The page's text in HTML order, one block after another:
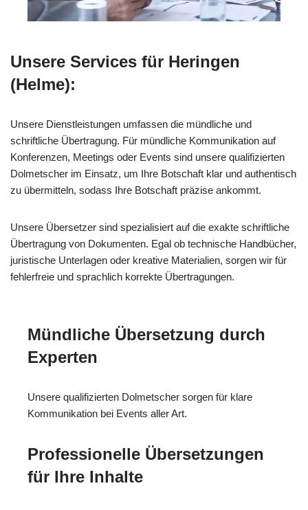
Unsere Services für Heringen
(Helme):
Unsere Dienstleistungen umfassen die mündliche und
schriftliche Übertragung. Für mündliche Kommunikation auf
Konferenzen, Meetings oder Events sind unsere qualifizierten
Dolmetscher im Einsatz, um Ihre Botschaft klar und authentisch
zu übermitteln, sodass Ihre Botschaft präzise ankommt.
Unsere Übersetzer sind spezialisiert auf die exakte schriftliche
Übertragung von Dokumenten. Egal ob technische Handbücher,
juristische Unterlagen oder kreative Materialien, sorgen wir für
fehlerfreie und sprachlich korrekte Übertragungen.
Mündliche Übersetzung durch
Experten
Unsere qualifizierten Dolmetscher sorgen für klare
Kommunikation bei Events aller Art.
Professionelle Übersetzungen
für Ihre Inhalte